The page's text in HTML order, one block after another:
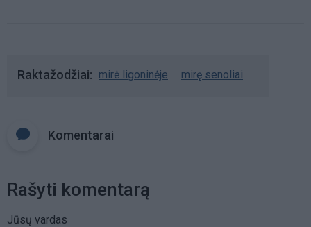
Raktažodžiai mirė ligoninėje mirę senoliai
Komentarai
Rašyti komentarą
Jūsų vardas